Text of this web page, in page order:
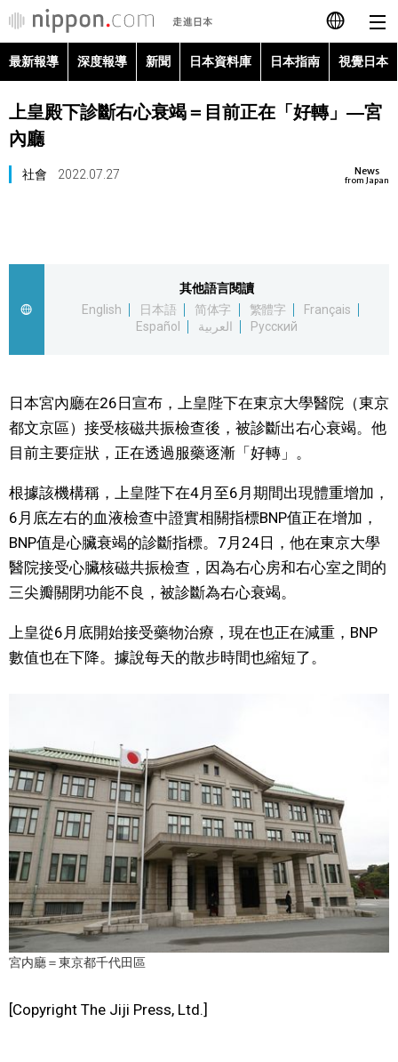
日本語
English
最新報導
視覺日本
更多
人物訪談
日本入門
財經
文化
科學技術
生活
official SNS
最新報導 深度報導 新聞 日本資料庫 日本指南 視覺日本
上皇殿下診斷右心衰竭＝目前正在「好轉」―宮
內廳
News
from Japan
社會 2022.07.27
其他語言閱讀
English
日本語 简体字 繁體字
Français
Español
العربية Русский
日本宮內廳在26日宣布，上皇陛下在東京大學醫院（東京
都文京區）接受核磁共振檢查後，被診斷出右心衰竭。他
目前主要症狀，正在透過服藥逐漸「好轉」。
根據該機構稱，上皇陛下在4月至6月期間出現體重增加，
6月底左右的血液檢查中證實相關指標BNP值正在增加，
BNP值是心臟衰竭的診斷指標。7月24日，他在東京大學
醫院接受心臟核磁共振檢查，因為右心房和右心室之間的
三尖瓣關閉功能不良，被診斷為右心衰竭。
上皇從6月底開始接受藥物治療，現在也正在減重，BNP
數值也在下降。據說每天的散步時間也縮短了。
宮内廳＝東京都千代田區
[Copyright The Jiji Press, Ltd.]